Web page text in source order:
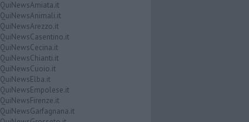
QuiNewsAmiata.it
QuiNewsAnimali.it
QuiNewsArezzo.it
QuiNewsCasentino.it
QuiNewsCecina.it
QuiNewsChianti.it
QuiNewsCuoio.it
QuiNewsElba.it
QuiNewsEmpolese.it
QuiNewsFirenze.it
QuiNewsGarfagnana.it